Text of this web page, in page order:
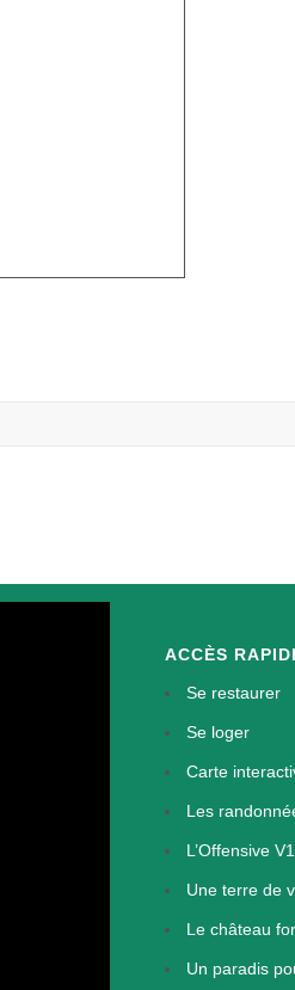
ACCÈS
Se restaurer
Se loger
Carte
Les
L’Offensive
Une terre de
Le château
Un paradis